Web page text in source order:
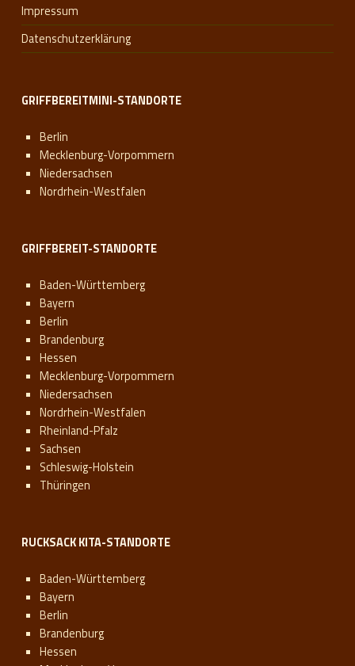
Impressum
Datenschutzerklärung
GRIFFBEREITMINI-STANDORTE
Berlin
Mecklenburg-Vorpommern
Niedersachsen
Nordrhein-Westfalen
GRIFFBEREIT-STANDORTE
Baden-Württemberg
Bayern
Berlin
Brandenburg
Hessen
Mecklenburg-Vorpommern
Niedersachsen
Nordrhein-Westfalen
Rheinland-Pfalz
Sachsen
Schleswig-Holstein
Thüringen
RUCKSACK KITA-STANDORTE
Baden-Württemberg
Bayern
Berlin
Brandenburg
Hessen